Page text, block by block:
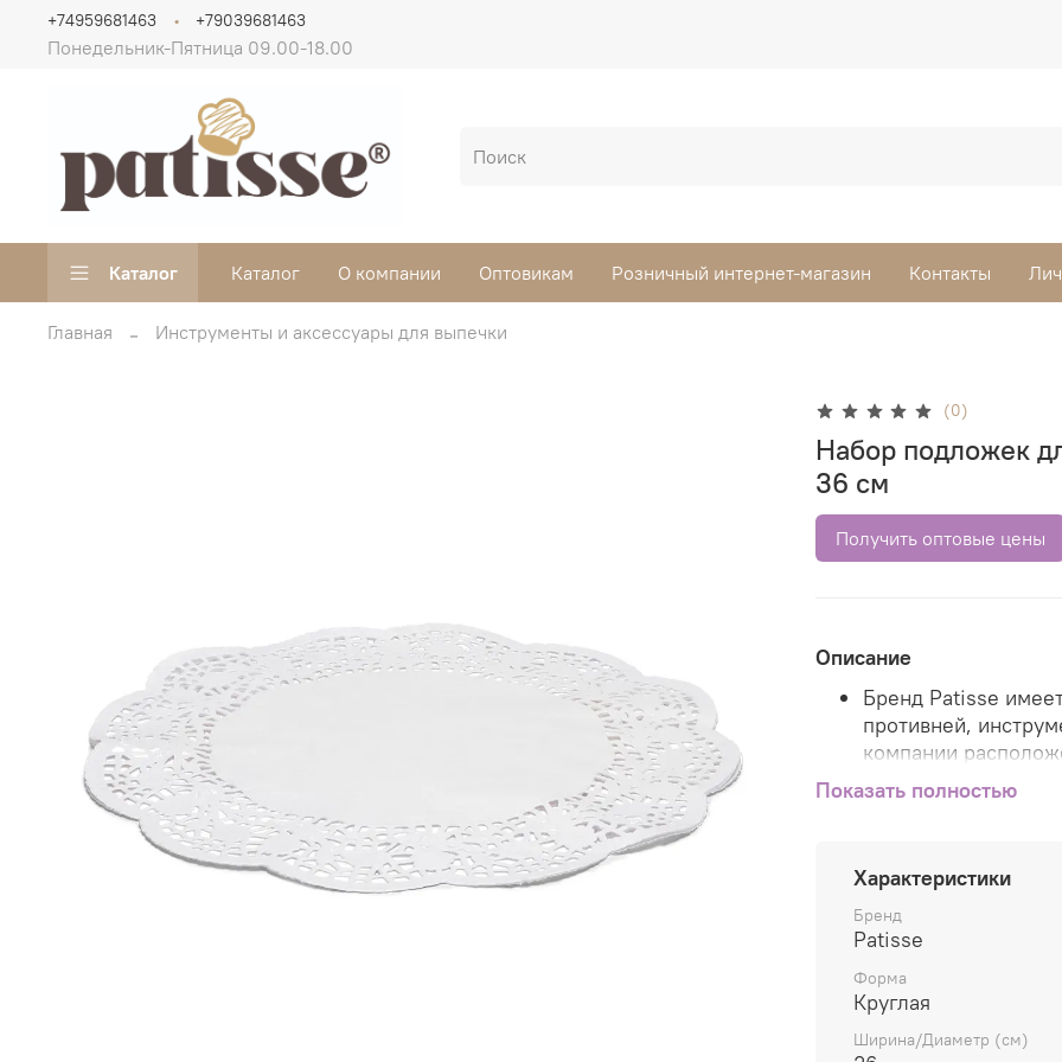
Понедельник-Пятница 09.00-18.00
+74959681463 +79039681463
Каталог Каталог О компании Оптовикам Розничный интернет-магазин Контакты
Главная Инструменты и аксессуары для выпечки
(0)
Набор подложек
36 см
Получить оптовые цены
Описание
Бренд Patisse
противней,
компании
Весь ассортимент
Patisse в Европе,
качеством
Европейского союза.
Инновационные
максимально
Показать полностью
Характеристики
Бренд
Patisse
Форма
Круглая
Ширина/Диаметр (см)